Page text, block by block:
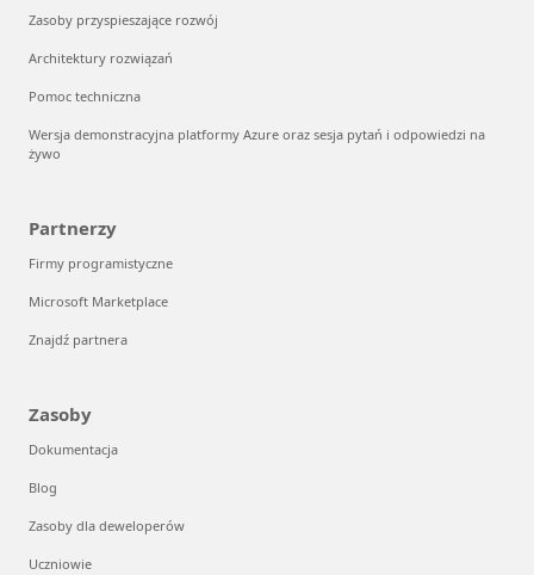
Zasoby przyspieszające rozwój
Architektury rozwiązań
Pomoc techniczna
Wersja demonstracyjna platformy Azure oraz sesja pytań i odpowiedzi na
żywo
Partnerzy
Firmy programistyczne
Microsoft Marketplace
Znajdź partnera
Zasoby
Dokumentacja
Blog
Zasoby dla deweloperów
Uczniowie